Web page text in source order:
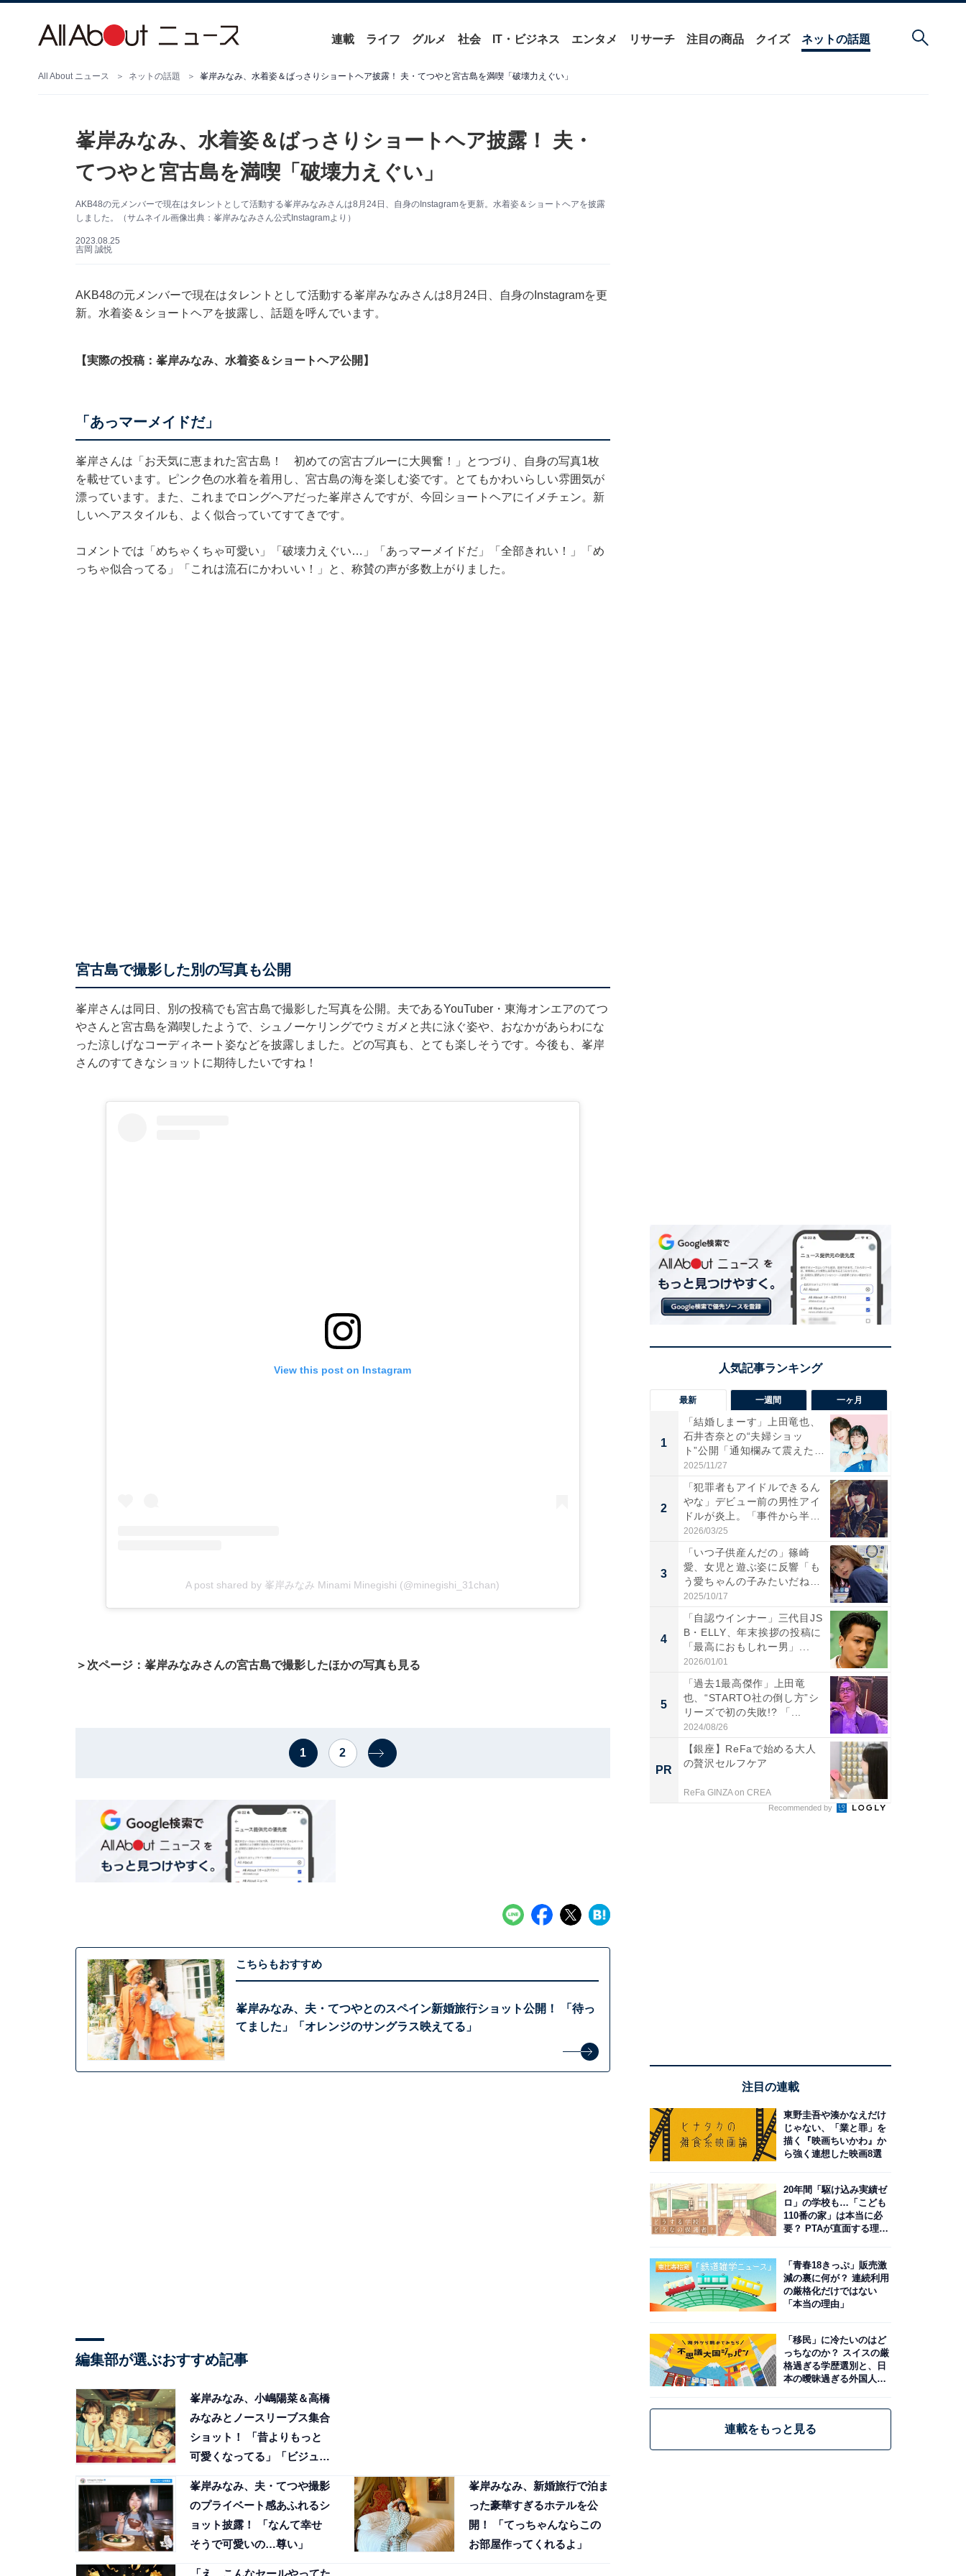
連載 ライフ グルメ 社会 IT・ビジネス エンタメ リサーチ 注目の商品 クイズ ネットの話題
All About ニュース ネットの話題 峯岸みなみ、水着姿＆ばっさりショートヘア披露！ 夫・てつやと宮古島を満喫「破壊力えぐい」
峯岸みなみ、水着姿＆ばっさりショートヘア披露！ 夫・
てつやと宮古島を満喫「破壊力えぐい」
AKB48の元メンバーで現在はタレントとして活動する峯岸みなみさんは8月24日、自身のInstagramを更新。水着姿＆ショートヘアを披露
しました。（サムネイル画像出典：峯岸みなみさん公式Instagramより）
2023.08.25
吉岡 誠悦
AKB48の元メンバーで現在はタレントとして活動する峯岸みなみさんは8月24日、自身のInstagramを更
新。水着姿＆ショートヘアを披露し、話題を呼んでいます。
【実際の投稿：峯岸みなみ、水着姿＆ショートヘア公開】
「あっマーメイドだ」
峯岸さんは「お天気に恵まれた宮古島！ 初めての宮古ブルーに大興奮！」とつづり、自身の写真1枚
を載せています。ピンク色の水着を着用し、宮古島の海を楽しむ姿です。とてもかわいらしい雰囲気が
漂っています。また、これまでロングヘアだった峯岸さんですが、今回ショートヘアにイメチェン。新
しいヘアスタイルも、よく似合っていてすてきです。
コメントでは「めちゃくちゃ可愛い」「破壊力えぐい…」「あっマーメイドだ」「全部きれい！」「め
っちゃ似合ってる」「これは流石にかわいい！」と、称賛の声が多数上がりました。
宮古島で撮影した別の写真も公開
峯岸さんは同日、別の投稿でも宮古島で撮影した写真を公開。夫であるYouTuber・東海オンエアのてつ
やさんと宮古島を満喫したようで、シュノーケリングでウミガメと共に泳ぐ姿や、おなかがあらわにな
った涼しげなコーディネート姿などを披露しました。どの写真も、とても楽しそうです。今後も、峯岸
さんのすてきなショットに期待したいですね！
View this post on Instagram
A post shared by 峯岸みなみ Minami Minegishi (@minegishi_31chan)
＞次ページ：峯岸みなみさんの宮古島で撮影したほかの写真も見る
1 2
こちらもおすすめ
峯岸みなみ、夫・てつやとのスペイン新婚旅行ショット公開！ 「待っ
てました」「オレンジのサングラス映えてる」
編集部が選ぶおすすめ記事
峯岸みなみ、小嶋陽菜＆高橋
みなみとノースリーブス集合
ショット！ 「昔よりもっと
可愛くなってる」「ビジュ最
峯岸みなみ、夫・てつや撮影
のプライベート感あふれるシ
ョット披露！ 「なんて幸せ
そうで可愛いの…尊い」
峯岸みなみ、新婚旅行で泊ま
った豪華すぎるホテルを公
開！ 「てっちゃんならこの
お部屋作ってくれるよ」
「え、こんなセールやってた
最新 一週間 一ヶ月
1
「結婚しまーす」上田竜也、
石井杏奈との“夫婦ショッ
ト”公開「通知欄みて震えた」
「...
2025/11/27
2
「犯罪者もアイドルできるん
やな」デビュー前の男性アイ
ドルが炎上。「事件から半年
も...
2026/03/25
3
「いつ子供産んだの」篠崎
愛、女児と遊ぶ姿に反響「も
う愛ちゃんの子みたいだね」
「完...
2025/10/17
4
「自認ウインナー」三代目JS
B・ELLY、年末挨拶の投稿に
「最高におもしれー男」...
2026/01/01
5
「過去1最高傑作」上田竜
也、“STARTO社の倒し方”シ
リーズで初の失敗!? 「...
2024/08/26
PR
【銀座】ReFaで始める大人
の贅沢セルフケア
ReFa GINZA on CREA
Recommended by
注目の連載
東野圭吾や湊かなえだけ
じゃない、「業と罪」を
描く『映画ちいかわ』か
ら強く連想した映画8選
20年間「駆け込み実績ゼ
ロ」の学校も…「こども
110番の家」は本当に必
要？ PTAが直面する理想
「青春18きっぷ」販売激
減の裏に何が？ 連続利用
の厳格化だけではない
「本当の理由」
「移民」に冷たいのはど
っちなのか？ スイスの厳
格過ぎる学歴選別と、日
本の曖昧過ぎる外国人政
連載をもっと見る